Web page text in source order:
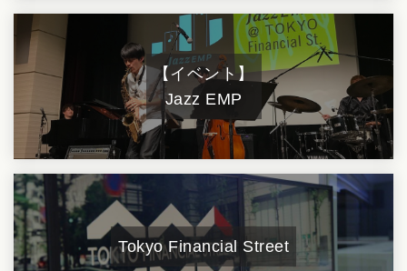
【イベント】
Jazz EMP
Tokyo Financial Street